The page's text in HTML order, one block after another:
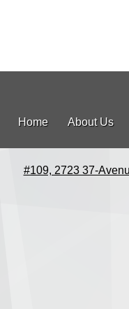
Home About Us
#109, 2723 37-